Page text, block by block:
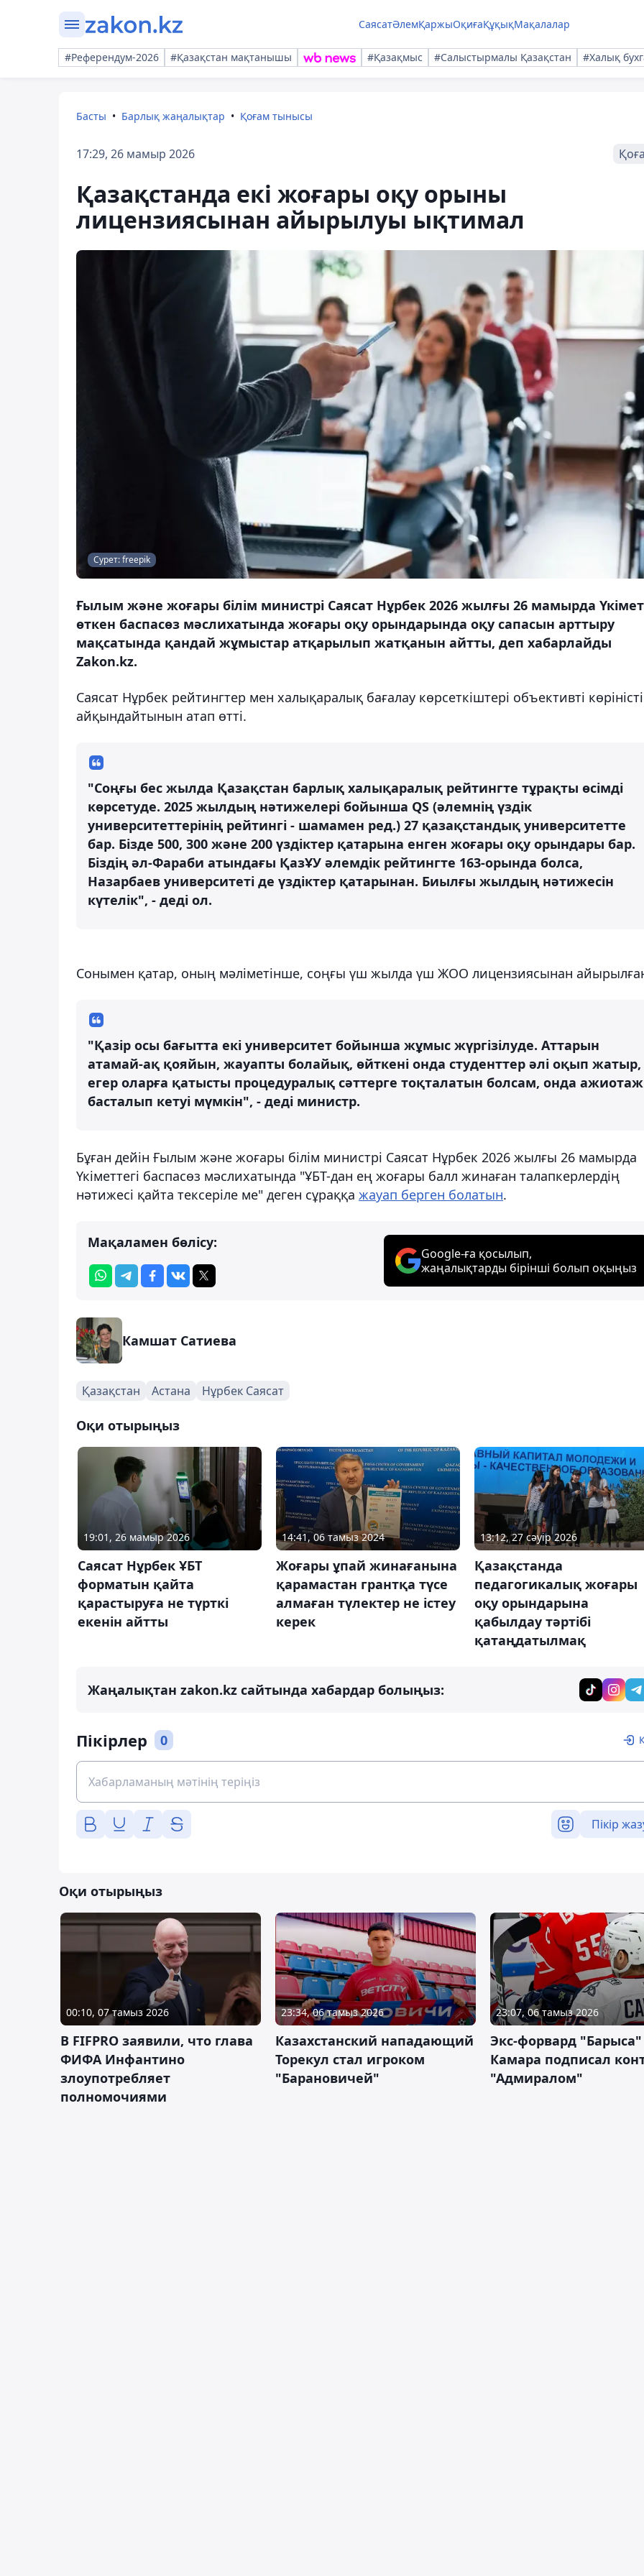
СаясатӘлемҚаржыОқиғаҚұқықМақалалар
#Референдум-2026 #Қазақстан мақтанышы #Қазақмыс #Салыстырмалы Қазақстан #Халық
Басты Барлық жаңалықтар Қоғам тынысы
17:29, 26 мамыр 2026
Қазақстанда екі жоғары оқу орыны
лицензиясынан айырылуы ықтимал
Сурет: freepik
Ғылым және жоғары білім министрі Саясат Нұрбек 2026 жылғы 26 мамырда
өткен баспасөз мәслихатында жоғары оқу орындарында оқу сапасын арттыру
мақсатында қандай жұмыстар атқарылып жатқанын айтты, деп хабарлайды
Zakon.kz.
Саясат Нұрбек рейтингтер мен халықаралық бағалау көрсеткіштері объективті көріністі
айқындайтынын атап өтті.
"Соңғы бес жылда Қазақстан барлық халықаралық рейтингте тұрақты өсімді
көрсетуде. 2025 жылдың нәтижелері бойынша QS (әлемнің үздік
университеттерінің рейтингі - шамамен ред.) 27 қазақстандық университетте
бар. Бізде 500, 300 және 200 үздіктер қатарына енген жоғары оқу орындары бар.
Біздің әл-Фараби атындағы ҚазҰУ әлемдік рейтингте 163-орында болса,
Назарбаев университеті де үздіктер қатарынан. Биылғы жылдың нәтижесін
күтелік", - деді ол.
Сонымен қатар, оның мәліметінше, соңғы үш жылда үш ЖОО лицензиясынан
"Қазір осы бағытта екі университет бойынша жұмыс жүргізілуде. Аттарын
атамай-ақ қояйын, жауапты болайық, өйткені онда студенттер әлі оқып жатыр,
егер оларға қатысты процедуралық сәттерге тоқталатын болсам, онда ажиотаж
басталып кетуі мүмкін", - деді министр.
Бұған дейін Ғылым және жоғары білім министрі Саясат Нұрбек 2026 жылғы 26 мамырда
Үкіметтегі баспасөз мәслихатында "ҰБТ-дан ең жоғары балл жинаған талапкерлердің
нәтижесі қайта тексеріле ме" деген сұраққа жауап берген болатын.
Мақаламен бөлісу:
Google-ға қосылып,
жаңалықтарды бірінші болып оқыңыз
Камшат Сатиева
Қазақстан Астана Нұрбек Саясат
Оқи отырыңыз
19:01, 26 мамыр 2026
Саясат Нұрбек ҰБТ
форматын қайта
қарастыруға не түрткі
екенін айтты
14:41, 06 тамыз 2024
Жоғары ұпай жинағанына
қарамастан грантқа түсе
алмаған түлектер не істеу
керек
13:12, 27 сәуір 2026
Қазақстанда
педагогикалық жоғары
оқу орындарына
қабылдау тәртібі
қатаңдатылмақ
Жаңалықтан zakon.kz сайтында хабардар болыңыз:
Пікірлер 0
Пікір
Оқи отырыңыз
00:10, 07 тамыз 2026
В FIFPRO заявили, что глава
ФИФА Инфантино
злоупотребляет
полномочиями
23:34, 06 тамыз 2026
Казахстанский нападающий
Торекул стал игроком
"Барановичей"
23:07, 06 тамыз 2026
Экс-форвард "Барыса"
Камара подписал
"Адмиралом"